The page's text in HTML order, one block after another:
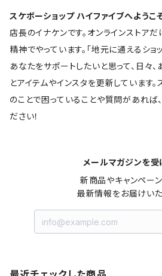
スケボーショップ ハイファイブへようこそ
店長のイナケンです。オンラインストア
精神でやっています。「地元に通えるショ
あなたをサポートしたいと思って、日々
とアイテムやインスタを更新しています
のことで困っていることや質問があれば
ださい！
メールマガジンを受
新商品やキャンペー
最新情報をお届けいた